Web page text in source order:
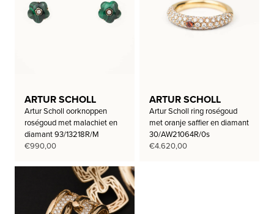
ARTUR SCHOLL
Artur Scholl oorknoppen
roségoud met malachiet en
diamant 93/13218R/M
€990,00
ARTUR SCHOLL
Artur Scholl ring roségoud
met oranje saffier en diamant
30/AW21064R/0s
€4.620,00